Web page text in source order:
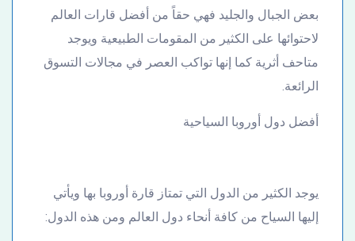
بعض الجبال والجليد فهي حقاً من أفضل قارات العالم
لاحتوائها على الكثير من المقومات الطبيعية ويوجد
متاحف أثرية كما إنها تواكب العصر في مجالات التسوق
الرائعة.
أفضل دول أوروبا السياحية
يوجد الكثير من الدول التي تمتاز قارة أوروبا بها ويأتي
إليها السياح من كافة أنحاء دول العالم ومن هذه الدول: